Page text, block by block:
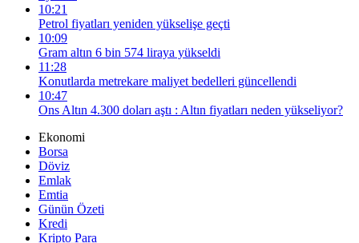
10:21
Petrol fiyatları yeniden yükselişe geçti
10:09
Gram altın 6 bin 574 liraya yükseldi
11:28
Konutlarda metrekare maliyet bedelleri güncellendi
10:47
Ons Altın 4.300 doları aştı : Altın fiyatları neden yükseliyor?
Ekonomi
Borsa
Döviz
Emlak
Emtia
Günün Özeti
Kredi
Kripto Para